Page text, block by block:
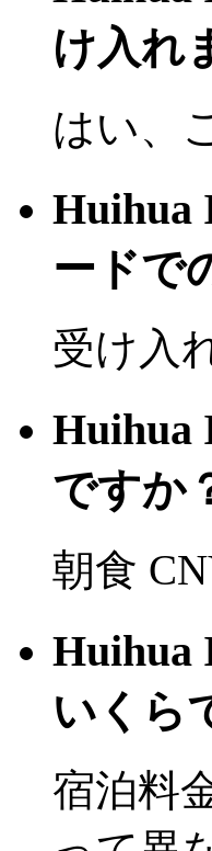
け入れ
はい、
Huihua
ードで
受け入
Huihua
ですか
朝食
Huihua
いくら
宿泊料